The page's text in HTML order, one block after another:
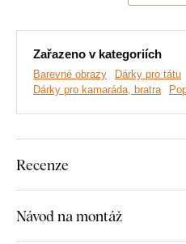
Vyrábíme prémiové obrazy
Zařazeno v kategoriích
Barevné obrazy Dárky pro tátu
Dárky pro kamaráda, bratra
Recenze
Návod na montáž